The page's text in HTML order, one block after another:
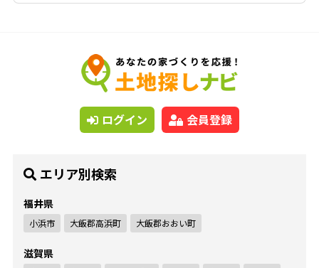
ログイン 会員登録
エリア別検索
福井県
小浜市 大飯郡高浜町 大飯郡おおい町
滋賀県